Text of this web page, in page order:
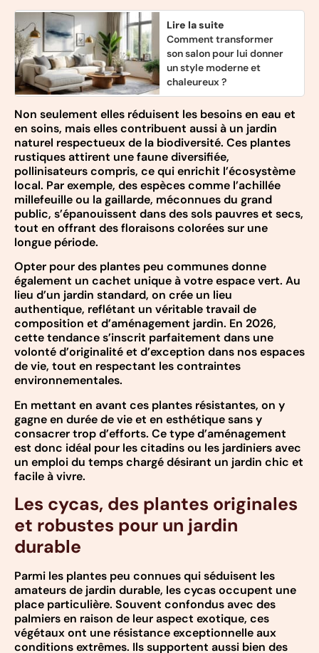
Lire la suite
Comment transformer
son salon pour lui donner
un style moderne et
chaleureux ?
Non seulement elles réduisent les besoins en eau et
en soins, mais elles contribuent aussi à un jardin
naturel respectueux de la biodiversité. Ces plantes
rustiques attirent une faune diversifiée,
pollinisateurs compris, ce qui enrichit l’écosystème
local. Par exemple, des espèces comme l’achillée
millefeuille ou la gaillarde, méconnues du grand
public, s’épanouissent dans des sols pauvres et secs,
tout en offrant des floraisons colorées sur une
longue période.
Opter pour des plantes peu communes donne
également un cachet unique à votre espace vert. Au
lieu d’un jardin standard, on crée un lieu
authentique, reflétant un véritable travail de
composition et d’aménagement jardin. En 2026,
cette tendance s’inscrit parfaitement dans une
volonté d’originalité et d’exception dans nos espaces
de vie, tout en respectant les contraintes
environnementales.
En mettant en avant ces plantes résistantes, on y
gagne en durée de vie et en esthétique sans y
consacrer trop d’efforts. Ce type d’aménagement
est donc idéal pour les citadins ou les jardiniers avec
un emploi du temps chargé désirant un jardin chic et
facile à vivre.
Les cycas, des plantes originales
et robustes pour un jardin
durable
Parmi les plantes peu connues qui séduisent les
amateurs de jardin durable, les cycas occupent une
place particulière. Souvent confondus avec des
palmiers en raison de leur aspect exotique, ces
végétaux ont une résistance exceptionnelle aux
conditions extrêmes. Ils supportent aussi bien des